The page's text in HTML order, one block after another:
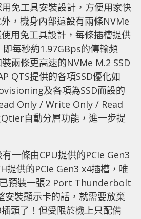
免工具安裝設計，方便用家快
，機身內部還設有兩條NVMe
用免工具設計，每條插槽提供
即每秒約1.97GBps的傳輸頻
兩條更高速的NVMe M.2 SSD
QTS提供的各項SSD優化如
及各項為SSD而設的
Only / Write Only / Read
自動分層功能，進一步提
一條由CPU提供的PCIe Gen3
提供的PCIe Gen3 x4插槽，唯
已預裝一張2 Port Thunderbolt
安裝顯示卡的話，就需要放棄
頭了！但受限於機上只配備